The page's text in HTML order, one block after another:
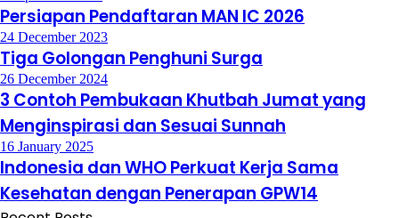
Persiapan Pendaftaran MAN IC 2026
24 December 2023
Tiga Golongan Penghuni Surga
26 December 2024
3 Contoh Pembukaan Khutbah Jumat yang
Menginspirasi dan Sesuai Sunnah
16 January 2025
Indonesia dan WHO Perkuat Kerja Sama
Kesehatan dengan Penerapan GPW14